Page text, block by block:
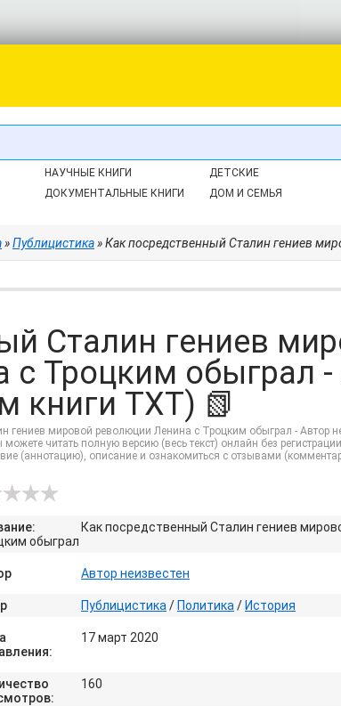
НАУЧНЫЕ КНИГИ
ДОКУМЕНТАЛЬНЫЕ КНИГИ
ДЕТСКИЕ
ДОМ И СЕМЬЯ
»Публицистика» Как посредственный Сталин гениев мировой революции Ленина с
Сталин гениев
Троцким обыграл -
книги TXT) 📗
гениев мировой революции Ленина с Троцким обыграл - Автор
читать полную версию (весь текст) онлайн без
(аннотацию), описание и ознакомиться с отзывами
Как посредственный Сталин гениев
обыграл
Автор неизвестен
Публицистика / Политика / История
17 март 2020
160